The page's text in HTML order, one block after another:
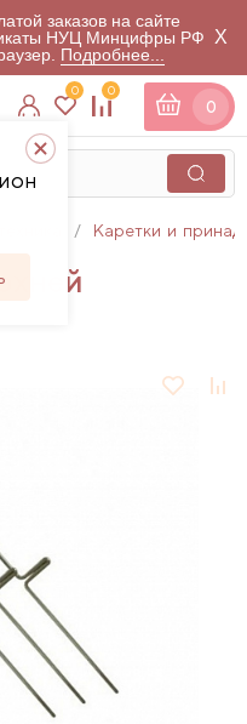
заказов на сайте
НУЦ Минцифры РФ
Подробнее...
X
0 0
0
Каретки и